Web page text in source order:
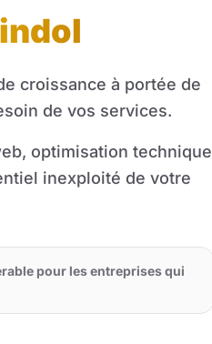
croissance à portée de
de vos services.
optimisation technique
inexploité de votre
pour les entreprises qui